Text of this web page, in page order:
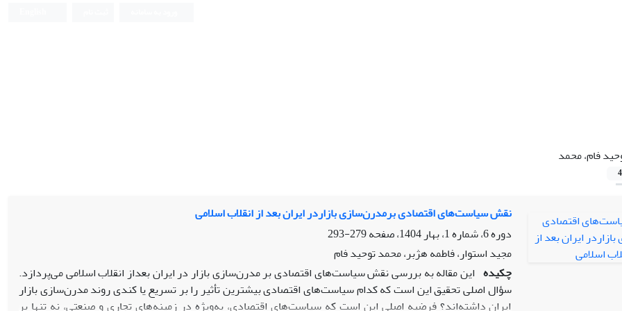
فام، محمد
4
نقش سیاست‌های اقتصادی برمدرن‌سازی بازاردر ایران بعد از انقلاب اسلامی
دوره 6، شماره 1، بهار 1404، صفحه
279-293
مجید استوار، فاطمه هژبر، محمد توحید فام
چکیده این مقاله به بررسی نقش سیاست‌های اقتصادی بر مدرن‌سازی بازار در ایران بعداز انقلاب اسلامی می‌پردازد.
سؤال اصلی تحقیق این است که کدام سیاست‌های اقتصادی بیشترین تأثیر را بر تسریع یا کندی روند مدرن‌سازی بازار
ایران داشته‌اند؟ فرضیه اصلی این است که سیاست‌های اقتصادی، به‌ویژه در زمینه‌های تجاری و صنعتی، نه تنها بر